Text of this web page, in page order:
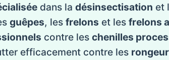
dans la désinsectisation et
guêpes, les frelons et les frelons
contre les chenilles
efficacement contre les